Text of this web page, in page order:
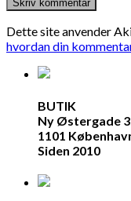
Dette site anvender
hvordan din
BUTIK
Ny Østergade
1101
Siden 2010